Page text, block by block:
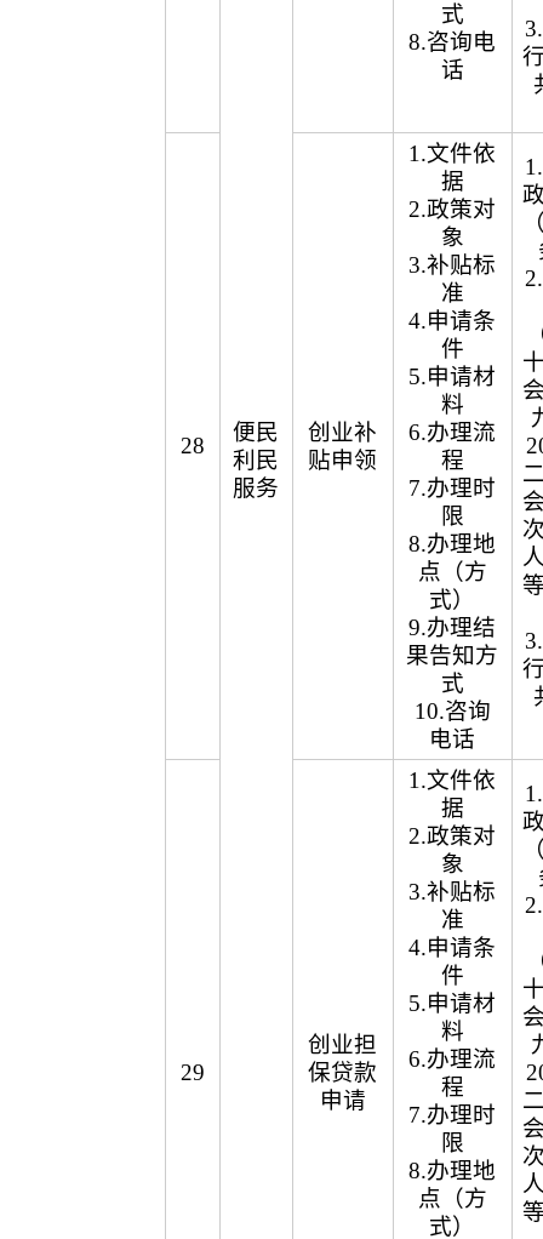
便民
利民
服务
式
8.咨询电
话
28
创业补
贴申领
1.文件依
据
2.政策对
象
3.补贴标
准
4.申请条
件
5.申请材
料
6.办理流
程
7.办理时
限
8.办理地
点（方
式）
9.办理结
果告知方
式
10.咨询
电话
29
创业担
保贷款
申请
1.文件依
据
2.政策对
象
3.补贴标
准
4.申请条
件
5.申请材
料
6.办理流
程
7.办理时
限
8.办理地
点（方
式）